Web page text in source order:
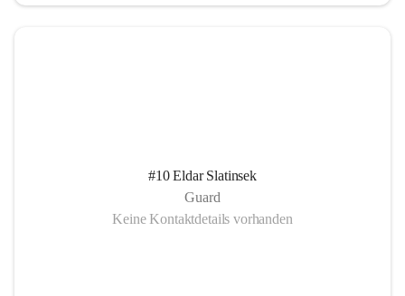
#10 Eldar Slatinsek
Guard
Keine Kontaktdetails vorhanden